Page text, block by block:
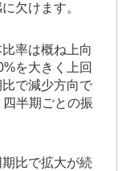
欠けます。
率は概ね上向
を大きく上回
で減少方向で
半期ごとの振
比で拡大が続